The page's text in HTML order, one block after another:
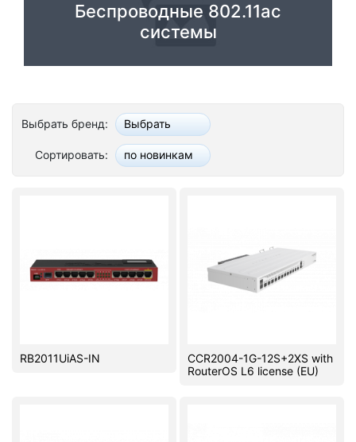
Беспроводные 802.11ac
системы
Выбрать бренд: Выбрать
Сортировать: по новинкам
RB2011UiAS-IN
CCR2004-1G-12S+2XS with
RouterOS L6 license (EU)